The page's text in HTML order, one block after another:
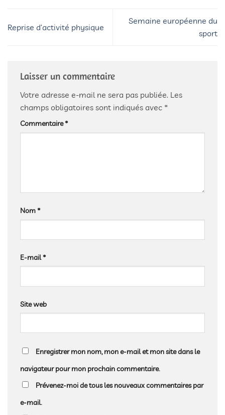
Reprise d’activité physique
Semaine européenne du
sport
Laisser un commentaire
Votre adresse e-mail ne sera pas publiée. Les
champs obligatoires sont indiqués avec *
Commentaire*
Nom *
E-mail*
Site web
Enregistrer mon nom, mon e-mail et mon site dans le
navigateur pour mon prochain commentaire.
Prévenez-moi de tous les nouveaux commentaires par
e-mail.